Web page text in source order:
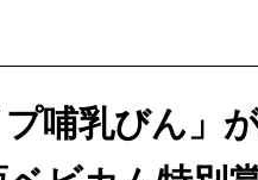
プ哺乳びん」